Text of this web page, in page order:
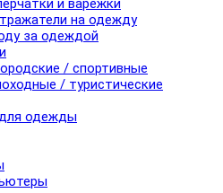
и варежки
на одежду
за одеждой
/ спортивные
/ туристические
одежды